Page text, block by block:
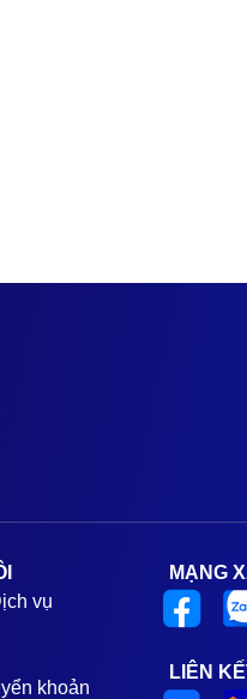
vụ
khoản
MẠNG
LIÊN